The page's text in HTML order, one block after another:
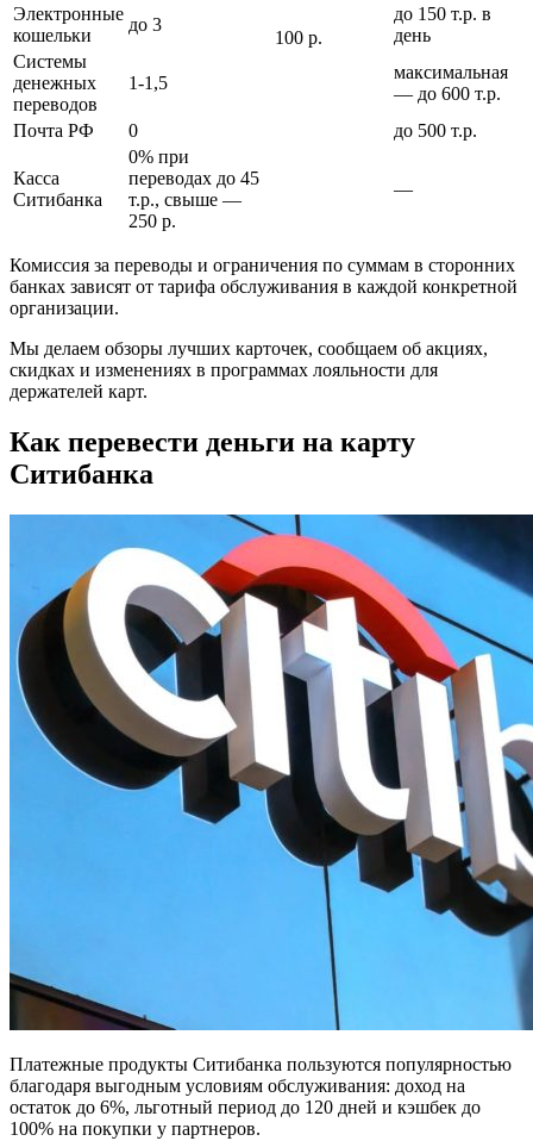
100 р.
Электронные
кошельки
до 3
до 150 т.р. в
день
Системы
денежных
переводов
1-1,5
максимальная
— до 600 т.р.
Почта РФ
0 до 500 т.р.
Касса
Ситибанка
0% при
переводах до 45
т.р., свыше —
250 р.
—
Комиссия за переводы и ограничения по суммам в сторонних
банках зависят от тарифа обслуживания в каждой конкретной
организации.
Мы делаем обзоры лучших карточек, сообщаем об акциях,
скидках и изменениях в программах лояльности для
держателей карт.
Как перевести деньги на карту
Ситибанка
Платежные продукты Ситибанка пользуются популярностью
благодаря выгодным условиям обслуживания: доход на
остаток до 6%, льготный период до 120 дней и кэшбек до
100% на покупки у партнеров.